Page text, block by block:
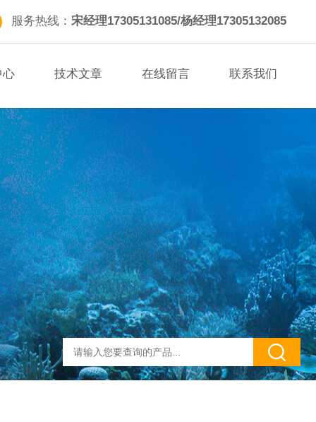
服务热线： 宋经理17305131085/杨经理17305132085
心 技术文章 在线留言 联系我们